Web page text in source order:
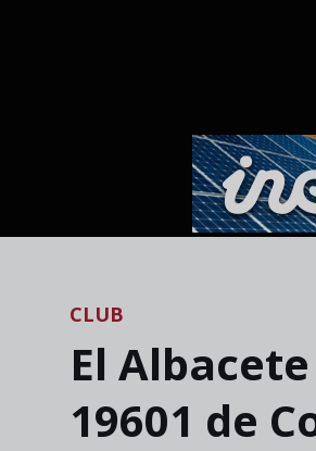
Skip to main content
CLUB
El
19601 de